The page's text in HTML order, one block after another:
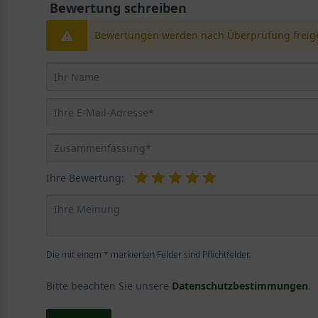
Bewertung schreiben
Bewertungen werden nach Überprüfung
Ihre Bewertung:
Die mit einem * markierten Felder sind Pflichtfelder.
Bitte beachten Sie unsere Datenschutzbestimmungen.